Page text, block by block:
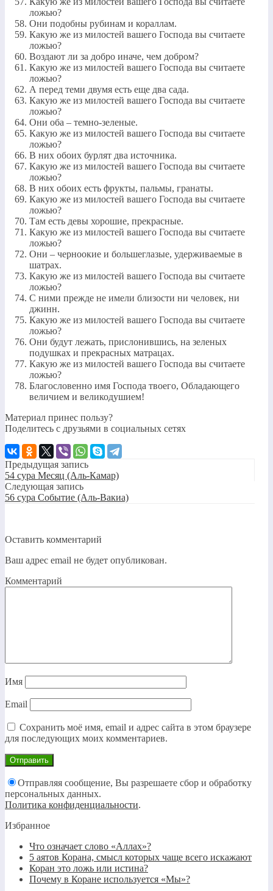
ложью?
Они подобны рубинам и кораллам.
Какую же из милостей вашего Господа вы считаете
ложью?
Воздают ли за добро иначе, чем добром?
Какую же из милостей вашего Господа вы считаете
ложью?
А перед теми двумя есть еще два сада.
Какую же из милостей вашего Господа вы считаете
ложью?
Они оба – темно-зеленые.
Какую же из милостей вашего Господа вы считаете
ложью?
В них обоих бурлят два источника.
Какую же из милостей вашего Господа вы считаете
ложью?
В них обоих есть фрукты, пальмы, гранаты.
Какую же из милостей вашего Господа вы считаете
ложью?
Там есть девы хорошие, прекрасные.
Какую же из милостей вашего Господа вы считаете
ложью?
Они – черноокие и большеглазые, удерживаемые в
шатрах.
Какую же из милостей вашего Господа вы считаете
ложью?
С ними прежде не имели близости ни человек, ни
джинн.
Какую же из милостей вашего Господа вы считаете
ложью?
Они будут лежать, прислонившись, на зеленых
подушках и прекрасных матрацах.
Какую же из милостей вашего Господа вы считаете
ложью?
Благословенно имя Господа твоего, Обладающего
величием и великодушием!
Материал принес пользу?
Поделитесь с друзьями в социальных сетях
Предыдущая запись
54 сура Месяц (Аль-Камар)
Следующая запись
56 сура Событие (Аль-Вакиа)
Оставить комментарий
Ваш адрес email не будет опубликован.
Комментарий
Имя
Email
Сохранить моё имя, email и адрес сайта в этом браузере
для последующих моих комментариев.
Отправляя сообщение, Вы разрешаете сбор и обработку
персональных данных.
Политика конфиденциальности.
Избранное
Что означает слово «Аллах»?
5 аятов Корана, смысл которых чаще всего искажают
Коран это ложь или истина?
Почему в Коране используется «Мы»?